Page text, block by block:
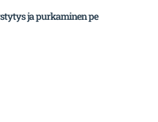
ja purkaminen pe